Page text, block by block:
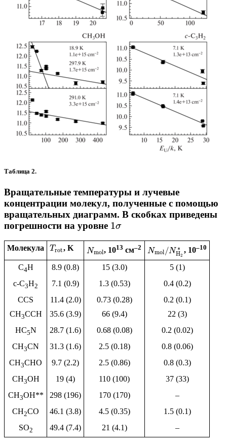
Таблица 2.
Вращательные температуры и лучевые
концентрации молекул, полученные с помощью
вращательных диаграмм. В скобках приведены
погрешности на уровне 1σ
Молекула Trot, K Nmol, 1013 см–2 Nmol /N ∗
H2
, 10–10
C4H 8.9 (0.8) 15 (3.0)
5 (1)
c-C3H2 7.1 (0.9) 1.3 (0.53)
0.4 (0.2)
CCS
11.4 (2.0) 0.73 (0.28)
0.2 (0.1)
CH3CCH 35.6 (3.9) 66 (9.4)
22 (3)
HC5N 28.7 (1.6) 0.68 (0.08)
0.2 (0.02)
CH3CN 31.3 (1.6) 2.5 (0.18)
0.8 (0.06)
CH3CHO 9.7 (2.2) 2.5 (0.86)
0.8 (0.3)
CH3OH 19 (4) 110 (100)
37 (33)
CH3OH** 298 (196) 170 (170)
–
CH2CO 46.1 (3.8) 4.5 (0.35)
1.5 (0.1)
SO2 49.4 (7.4) 21 (4.1) –